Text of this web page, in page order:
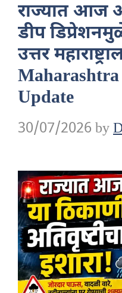
राज्यात आज
डीप
उत्तर
Update
30/07/2026 by